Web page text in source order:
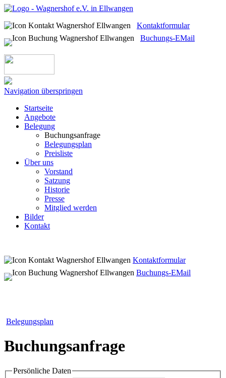
Kontaktformular
Buchungs-EMail
Navigation überspringen
Startseite
Angebote
Belegung
Buchungsanfrage
Belegungsplan
Preisliste
Über uns
Vorstand
Satzung
Historie
Presse
Mitglied werden
Bilder
Kontakt
Kontaktformular
Buchungs-EMail
Belegungsplan
Buchungsanfrage
Persönliche Daten